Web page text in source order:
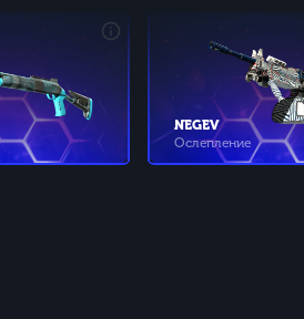
NEGEV
Ослепление